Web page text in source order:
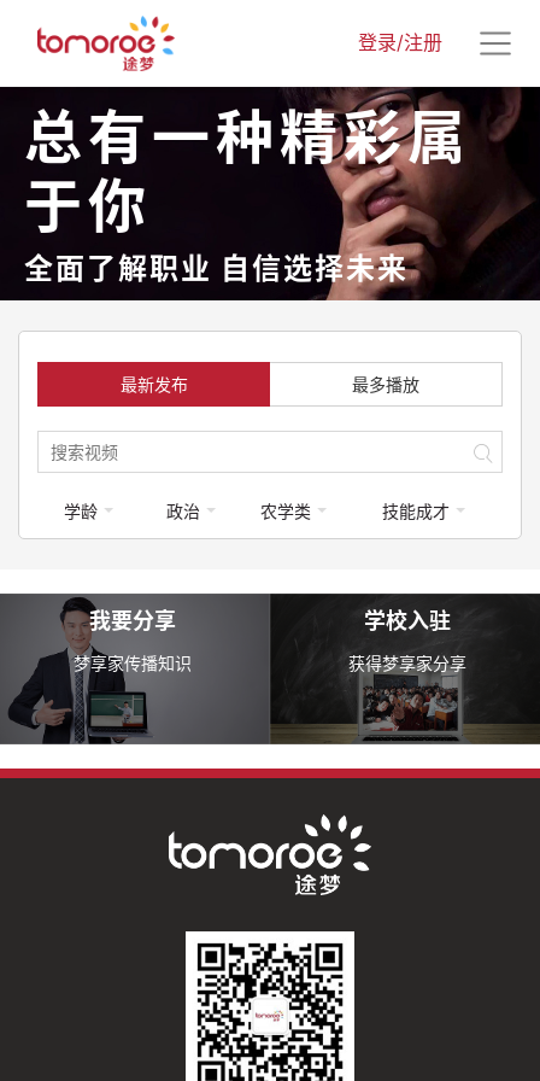
登录/注册
总有一种精彩属
于你
全面了解职业 自信选择未来
最新发布 最多播放
学龄 政治 农学类 技能成才
我要分享
梦享家传播知识
学校入驻
获得梦享家分享